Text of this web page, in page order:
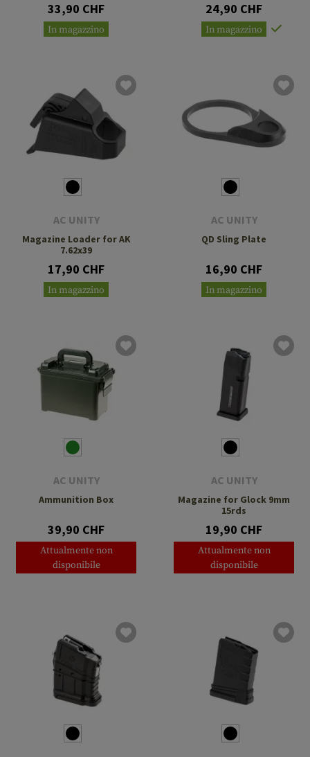
33,90 CHF
In magazzino
24,90 CHF
In magazzino
AC UNITY
Magazine Loader for AK
7.62x39
17,90 CHF
In magazzino
AC UNITY
QD Sling Plate
16,90 CHF
In magazzino
AC UNITY
Ammunition Box
39,90 CHF
Attualmente non
disponibile
AC UNITY
Magazine for Glock 9mm
15rds
19,90 CHF
Attualmente non
disponibile